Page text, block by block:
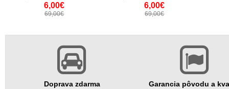
6,00€
69,00€
6,00€
69,00€
Doprava zdarma Garancia pôvodu a